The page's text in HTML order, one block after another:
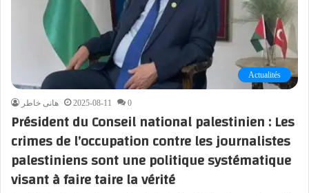
Actualités
هانى خاطر 2025-08-11 0
Président du Conseil national palestinien : Les
crimes de l’occupation contre les journalistes
palestiniens sont une politique systématique
visant à faire taire la vérité